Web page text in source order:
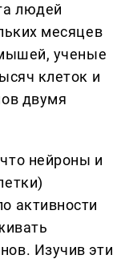
людей
месяцев
ученые
клеток и
двумя
нейроны и
активности
Изучив эти